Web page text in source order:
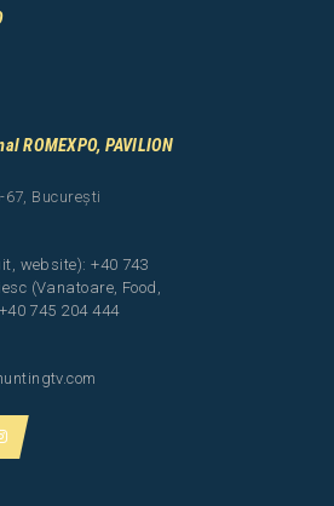
ROMEXPO, PAVILION
67, București
website): +40 743
(Vanatoare, Food,
745 204 444